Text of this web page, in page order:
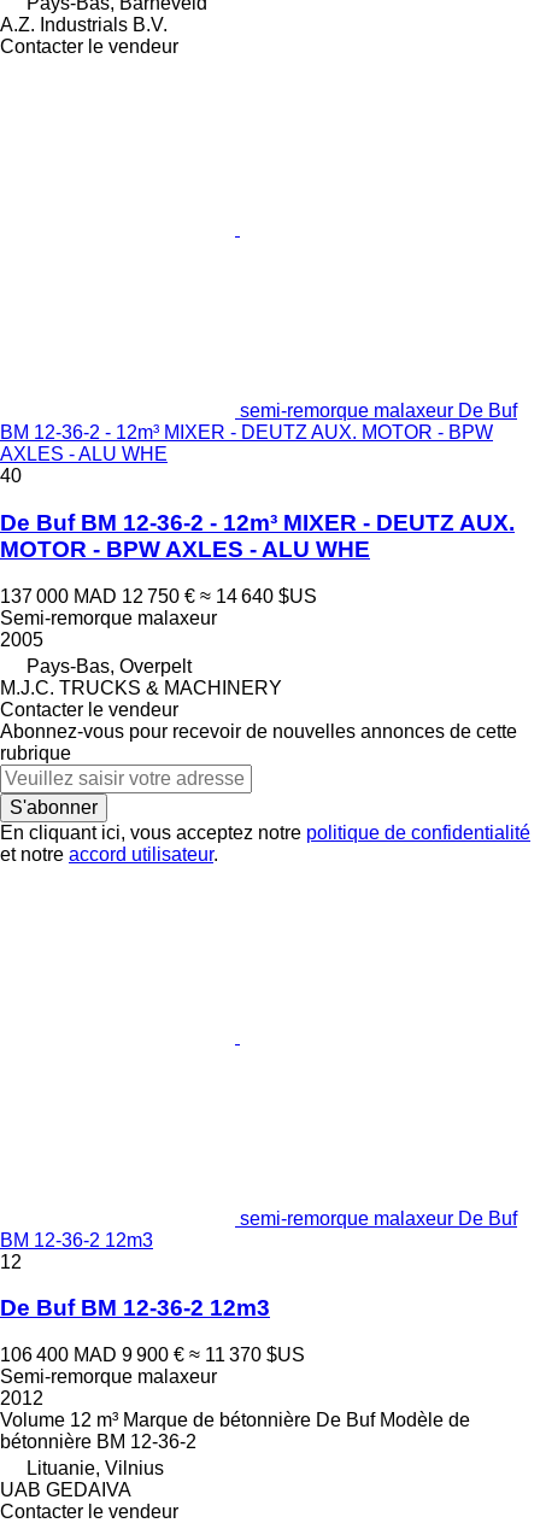
A.Z. Industrials B.V.
Contacter le vendeur
semi-remorque malaxeur De Buf
BM 12-36-2 - 12m³ MIXER - DEUTZ AUX. MOTOR - BPW
AXLES - ALU WHE
40
De Buf BM 12-36-2 - 12m³ MIXER - DEUTZ AUX.
MOTOR - BPW AXLES - ALU WHE
137 000 MAD 12 750 € ≈ 14 640 $US
Semi-remorque malaxeur
2005
Pays-Bas, Overpelt
M.J.C. TRUCKS & MACHINERY
Contacter le vendeur
Abonnez-vous pour recevoir de nouvelles annonces de cette
rubrique
S'abonner
En cliquant ici, vous acceptez notre politique de confidentialité
et notre accord utilisateur.
semi-remorque malaxeur De Buf
BM 12-36-2 12m3
12
De Buf BM 12-36-2 12m3
106 400 MAD 9 900 € ≈ 11 370 $US
Semi-remorque malaxeur
2012
Volume 12 m³ Marque de bétonnière De Buf Modèle de
bétonnière BM 12-36-2
Lituanie, Vilnius
UAB GEDAIVA
Contacter le vendeur